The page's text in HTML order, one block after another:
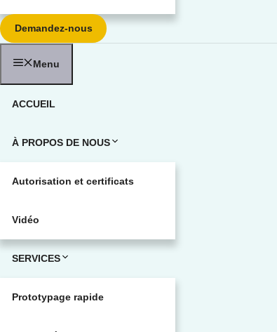
Demandez-nous
Menu
ACCUEIL
À PROPOS DE NOUS
Autorisation et certificats
Vidéo
SERVICES
Prototypage rapide